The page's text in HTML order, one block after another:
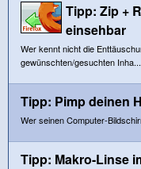
Tipp: Zip +
einsehbar
Wer kennt nicht die
gewünschten/gesuchten Inha...
Tipp: Pimp deinen
Wer seinen Computer-
Tipp: Makro-Linse